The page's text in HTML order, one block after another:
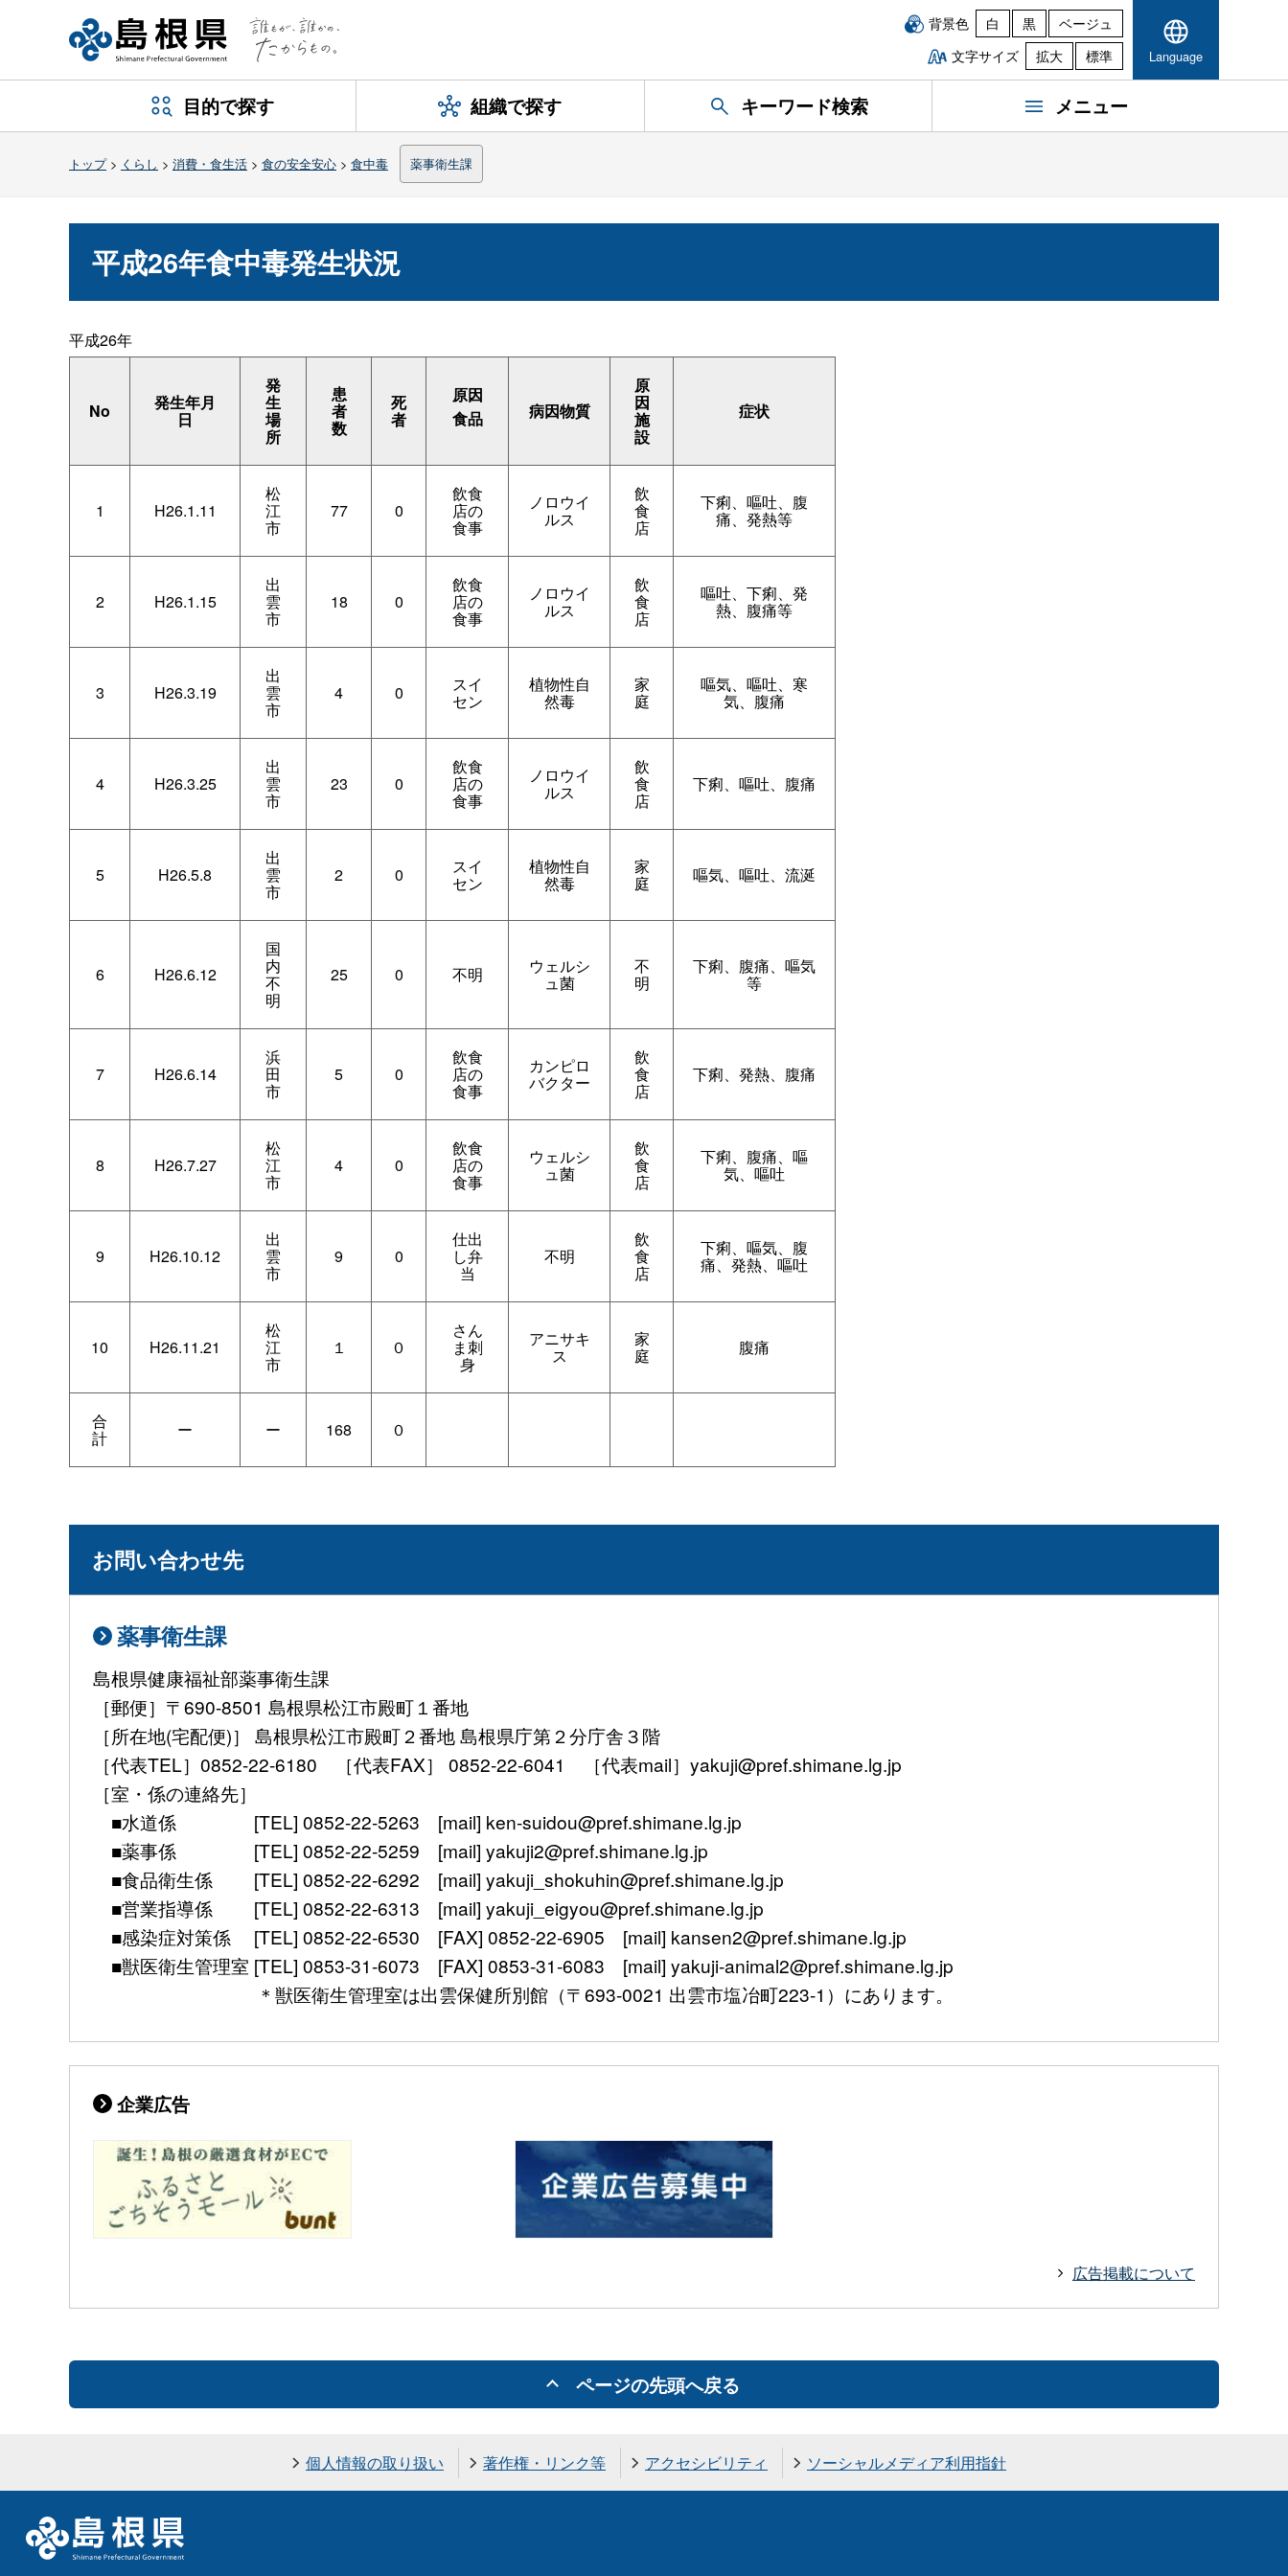
背景色 白 黒
ベージュ
文字サイズ
拡大 標準 Language
目的で探す 組織で探す キーワード検索 メニュー
トップ> くらし > 消費・食生活 > 食の安全安心 > 食中毒 薬事衛生課
平成26年食中毒発生状況
平成26年
No 発生年月
日
発
生
場
所
患
者
数
死
者
原因
食品
病因物質
原
因
施
設
症状
1 H26.1.11
松
江
市
77 0
飲食
店の
食事
ノロウイ
ルス
飲
食
店
下痢、嘔吐、腹
痛、発熱等
2 H26.1.15
出
雲
市
18 0
飲食
店の
食事
ノロウイ
ルス
飲
食
店
嘔吐、下痢、発
熱、腹痛等
3 H26.3.19
出
雲
市
4 0 スイ
セン
植物性自
然毒
家
庭
嘔気、嘔吐、寒
気、腹痛
4 H26.3.25
出
雲
市
23 0
飲食
店の
食事
ノロウイ
ルス
飲
食
店
下痢、嘔吐、腹痛
5 H26.5.8
出
雲
市
2 0 スイ
セン
植物性自
然毒
家
庭 嘔気、嘔吐、流涎
6 H26.6.12
国
内
不
明
25 0 不明 ウェルシ
ュ菌
不
明
下痢、腹痛、嘔気
等
7 H26.6.14
浜
田
市
5 0
飲食
店の
食事
カンピロ
バクター
飲
食
店
下痢、発熱、腹痛
8 H26.7.27
松
江
市
4 0
飲食
店の
食事
ウェルシ
ュ菌
飲
食
店
下痢、腹痛、嘔
気、嘔吐
9 H26.10.12
出
雲
市
9 0
仕出
し弁
当
不明
飲
食
店
下痢、嘔気、腹
痛、発熱、嘔吐
10 H26.11.21
松
江
市
１ ０
さん
ま刺
身
アニサキ
ス
家
庭 腹痛
合
計 ー ー 168 ０
お問い合わせ先
薬事衛生課
島根県健康福祉部薬事衛生課
［郵便］〒690-8501 島根県松江市殿町１番地
［所在地(宅配便)］ 島根県松江市殿町２番地 島根県庁第２分庁舎３階
［代表TEL］0852-22-6180 ［代表FAX］ 0852-22-6041 ［代表mail］yakuji@pref.shimane.lg.jp
［室・係の連絡先］
■水道係 [TEL] 0852-22-5263 [mail] ken-suidou@pref.shimane.lg.jp
■薬事係 [TEL] 0852-22-5259 [mail] yakuji2@pref.shimane.lg.jp
■食品衛生係 [TEL] 0852-22-6292 [mail] yakuji_shokuhin@pref.shimane.lg.jp
■営業指導係 [TEL] 0852-22-6313 [mail] yakuji_eigyou@pref.shimane.lg.jp
■感染症対策係 [TEL] 0852-22-6530 [FAX] 0852-22-6905 [mail] kansen2@pref.shimane.lg.jp
■獣医衛生管理室 [TEL] 0853-31-6073 [FAX] 0853-31-6083 [mail] yakuji-animal2@pref.shimane.lg.jp
＊獣医衛生管理室は出雲保健所別館（〒693-0021 出雲市塩冶町223-1）にあります。
企業広告
広告掲載について
ページの先頭へ戻る
個人情報の取り扱い 著作権・リンク等 アクセシビリティ ソーシャルメディア利用指針